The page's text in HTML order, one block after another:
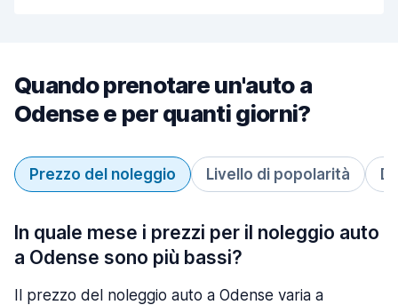
Quando prenotare un'auto a
Odense e per quanti giorni?
Prezzo del noleggio Livello di popolarità
In quale mese i prezzi per il noleggio auto
a Odense sono più bassi?
Il prezzo del noleggio auto a Odense varia a